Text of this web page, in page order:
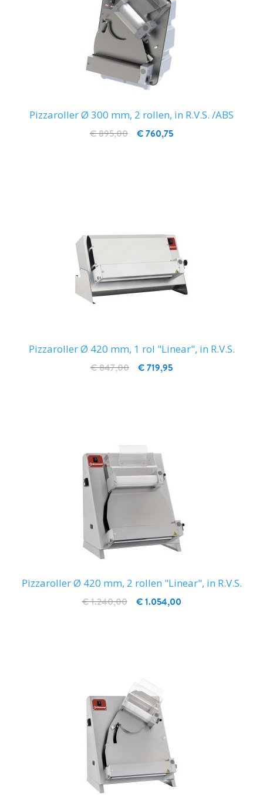
Pizzaroller Ø 300 mm, 2 rollen, in R.V.S. /ABS
€ 760,75
€ 895,00
Pizzaroller Ø 420 mm, 1 rol "Linear", in R.V.S.
€ 719,95
€ 847,00
Pizzaroller Ø 420 mm, 2 rollen "Linear", in R.V.S.
€ 1.054,00
€ 1.240,00